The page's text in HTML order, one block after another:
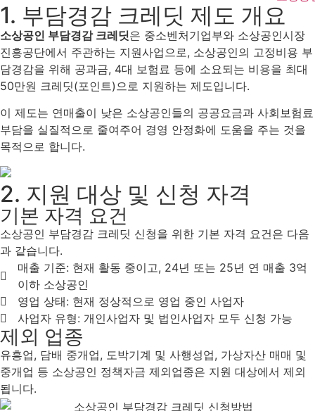
1. 부담경감 크레딧 제도 개요
소상공인 부담경감 크레딧은 중소벤처기업부와 소상공인시장
진흥공단에서 주관하는 지원사업으로, 소상공인의 고정비용 부
담경감을 위해 공과금, 4대 보험료 등에 소요되는 비용을 최대
50만원 크레딧(포인트)으로 지원하는 제도입니다.
이 제도는 연매출이 낮은 소상공인들의 공공요금과 사회보험료
부담을 실질적으로 줄여주어 경영 안정화에 도움을 주는 것을
목적으로 합니다.
2. 지원 대상 및 신청 자격
기본 자격 요건
소상공인 부담경감 크레딧 신청을 위한 기본 자격 요건은 다음
과 같습니다.
매출 기준: 현재 활동 중이고, 24년 또는 25년 연 매출 3억
이하 소상공인
영업 상태: 현재 정상적으로 영업 중인 사업자
사업자 유형: 개인사업자 및 법인사업자 모두 신청 가능
제외 업종
유흥업, 담배 중개업, 도박기계 및 사행성업, 가상자산 매매 및
중개업 등 소상공인 정책자금 제외업종은 지원 대상에서 제외
됩니다.